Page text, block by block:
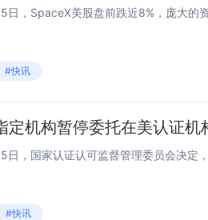
日，SpaceX美股盘前跌近8%，庞大的
#快讯
定机构暂停委托在美认证机
#快讯